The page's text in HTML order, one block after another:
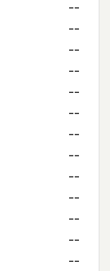
--
--
--
--
--
--
--
--
--
--
--
--
--